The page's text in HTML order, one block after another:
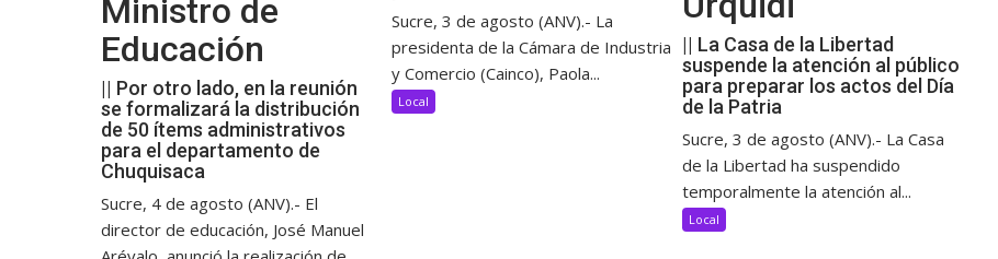
Ministro de
Educación
|| Por otro lado, en la reunión
se formalizará la distribución
de 50 ítems administrativos
para el departamento de
Chuquisaca
Sucre, 4 de agosto (ANV).- El
director de educación, José Manuel
Sucre, 3 de agosto (ANV).- La
presidenta de la Cámara de Industria
y Comercio (Cainco), Paola...
Local
|| La Casa de la Libertad
suspende la atención al público
para preparar los actos del Día
de la Patria
Sucre, 3 de agosto (ANV).- La Casa
de la Libertad ha suspendido
temporalmente la atención al...
Local